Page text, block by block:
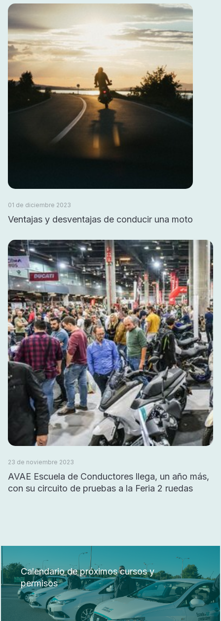
01 de diciembre 2023
Ventajas y desventajas de conducir una moto
23 de noviembre 2023
AVAE Escuela de Conductores llega, un año más,
con su circuito de pruebas a la Feria 2 ruedas
Calendario de próximos cursos y
permisos